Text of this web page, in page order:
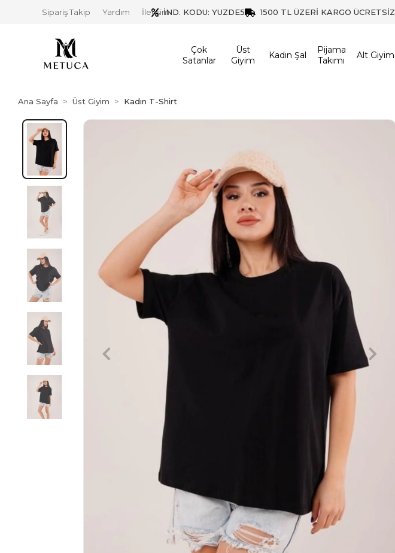
İND. KODU: YUZDE5 1500 TL ÜZERİ KARGO ÜCRETSİZ
Sipariş Takip Yardım İletişim
Çok
Satanlar
Üst
Giyim
Kadın Şal
Pijama
Takımı
Alt Giyim
Ana Sayfa Üst Giyim Kadın T-Shirt